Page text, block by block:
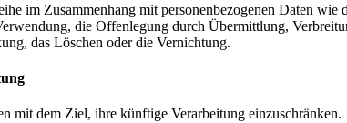
im Zusammenhang mit personenbezogenen Daten wie
die Offenlegung durch Übermittlung,
das Löschen oder die Vernichtung.
mit dem Ziel, ihre künftige Verarbeitung einzuschränken.